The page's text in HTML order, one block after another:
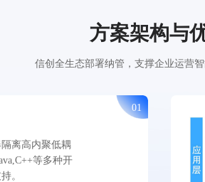
方案架构与
信创全生态部署纳管，支撑企业运营
01
离高内聚低耦
等多种开
。